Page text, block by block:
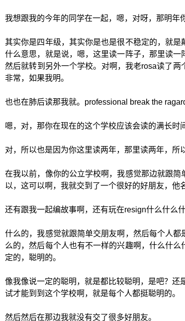
我想跟我的今年的同学在一起，嗯，对呀，那明年
其实你是四年级，其实你是也是很不稳定的，就
什么意思，就是说，嗯，这里读一阵子，那里读一
然后就转到另外一个学校。对啊，我老rosa读了两
非常，如果我明。
也也在肺后读那我就。professional break the
嗯，对，那你在现在的这个学校应该会读的满长时
对，所以也是因为你这里读两年，那里读两年，所
在我以前，像你的公立学校啊，我感觉那边就跟
以，这可以啊，我就交到了一个很好的好朋友，他
还有跟我一起编故事啊，还有玩在resign什么什么什
什么的，我感觉就跟简单交朋友啊，然后每个人
么的，然后每个人也有不一样的兴趣啊，什么什
定的，聪明的。
像我像说一定的聪明，就是都比较聪明，是吧？还
试才能到到这个学校啊，就是每个人都挺聪明的。
然后然后在那边我就没有交了很多好朋友。